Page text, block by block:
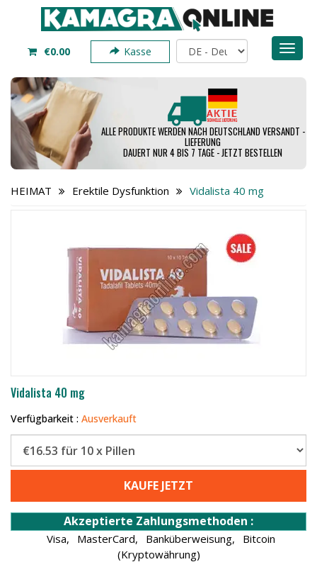
€0.00 Kasse
ALLE PRODUKTE WERDEN NACH DEUTSCHLAND VERSANDT -
LIEFERUNG
DAUERT NUR 4 BIS 7 TAGE - JETZT BESTELLEN
HEIMAT Erektile Dysfunktion Vidalista 40 mg
Vidalista 40 mg
Verfügbarkeit : Ausverkauft
KAUFE JETZT
Akzeptierte Zahlungsmethoden :
Visa, MasterCard, Banküberweisung,
Bitcoin
(Kryptowährung)